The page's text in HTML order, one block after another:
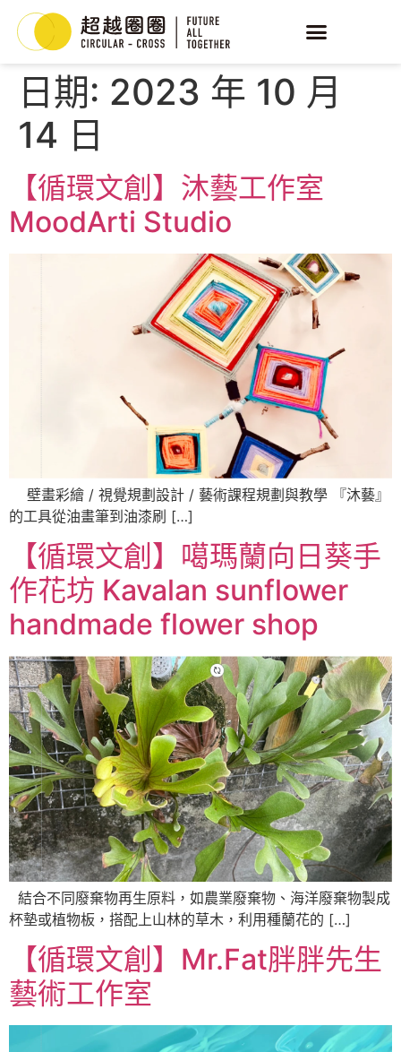
日期: 2023 年 10 月
14 日
【循環文創】沐藝工作室
MoodArti Studio
壁畫彩繪 / 視覺規劃設計 / 藝術課程規劃與教學 『沐藝』
的工具從油畫筆到油漆刷 […]
【循環文創】噶瑪蘭向日葵手
作花坊 Kavalan sunflower
handmade flower shop
結合不同廢棄物再生原料，如農業廢棄物、海洋廢棄物製成
杯墊或植物板，搭配上山林的草木，利用種蘭花的 […]
【循環文創】Mr.Fat胖胖先生
藝術工作室